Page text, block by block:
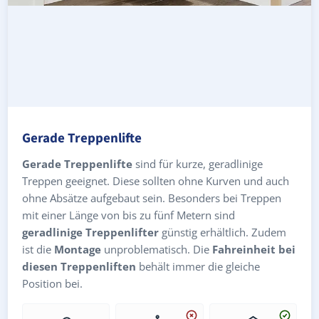
Gerade Treppenlifte
Gerade Treppenlifte sind für kurze, geradlinige
Treppen geeignet. Diese sollten ohne Kurven und auch
ohne Absätze aufgebaut sein. Besonders bei Treppen
mit einer Länge von bis zu fünf Metern sind
geradlinige Treppenlifter günstig erhältlich. Zudem
ist die Montage unproblematisch. Die Fahreinheit bei
diesen Treppenliften behält immer die gleiche
Position bei.